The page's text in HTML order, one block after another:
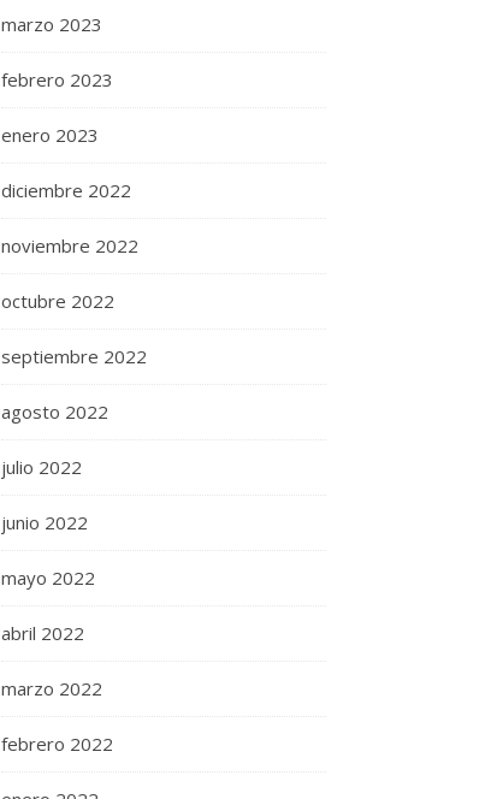
marzo 2023
febrero 2023
enero 2023
diciembre 2022
noviembre 2022
octubre 2022
septiembre 2022
agosto 2022
julio 2022
junio 2022
mayo 2022
abril 2022
marzo 2022
febrero 2022